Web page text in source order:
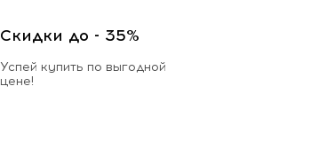
Скидки до - 35%
Успей купить по выгодной
цене!